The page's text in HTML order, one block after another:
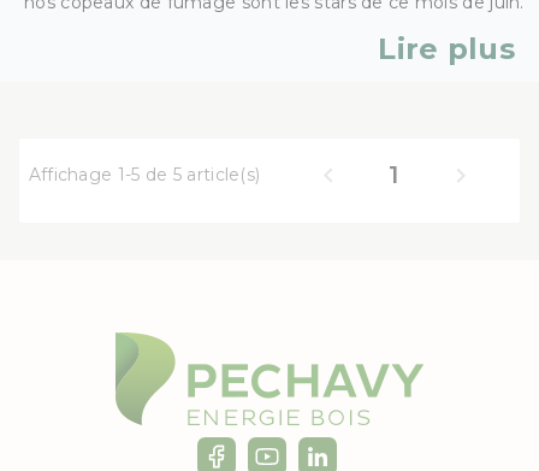
Lire plus
Affichage 1-5 de 5 article(s)  1 